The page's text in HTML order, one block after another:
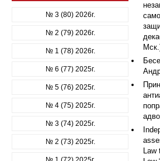
№ 3 (80) 2026г.
№ 2 (79) 2026г.
№ 1 (78) 2026г.
№ 6 (77) 2025г.
№ 5 (76) 2025г.
№ 4 (75) 2025г.
№ 3 (74) 2025г.
№ 2 (73) 2025г.
Law